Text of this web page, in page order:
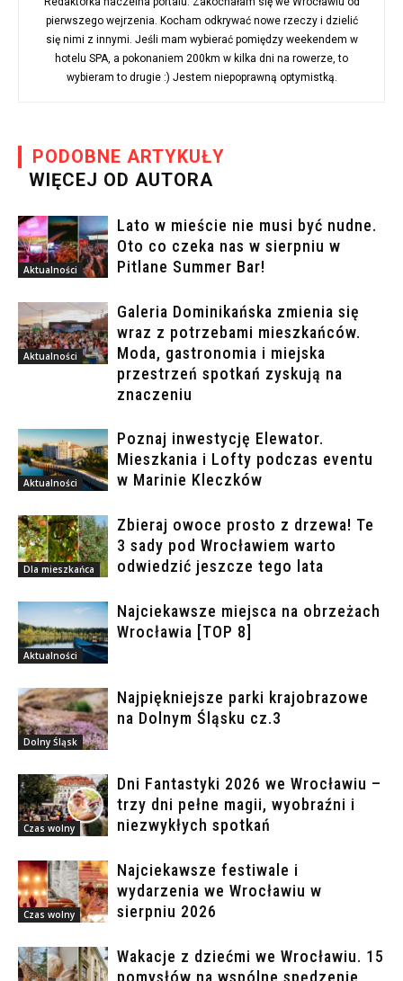
pierwszego wejrzenia. Kocham odkrywać nowe rzeczy i dzielić
się nimi z innymi. Jeśli mam wybierać pomiędzy weekendem w
hotelu SPA, a pokonaniem 200km w kilka dni na rowerze, to
wybieram to drugie :) Jestem niepoprawną optymistką.
PODOBNE ARTYKUŁY
WIĘCEJ OD AUTORA
Aktualności
Lato w mieście nie musi być nudne.
Oto co czeka nas w sierpniu w
Pitlane Summer Bar!
Aktualności
Galeria Dominikańska zmienia się
wraz z potrzebami mieszkańców.
Moda, gastronomia i miejska
przestrzeń spotkań zyskują na
znaczeniu
Aktualności
Poznaj inwestycję Elewator.
Mieszkania i Lofty podczas eventu
w Marinie Kleczków
Dla mieszkańca
Zbieraj owoce prosto z drzewa! Te
3 sady pod Wrocławiem warto
odwiedzić jeszcze tego lata
Aktualności
Najciekawsze miejsca na obrzeżach
Wrocławia [TOP 8]
Dolny Śląsk
Najpiękniejsze parki krajobrazowe
na Dolnym Śląsku cz.3
Czas wolny
Dni Fantastyki 2026 we Wrocławiu –
trzy dni pełne magii, wyobraźni i
niezwykłych spotkań
Czas wolny
Najciekawsze festiwale i
wydarzenia we Wrocławiu w
sierpniu 2026
Wakacje z dziećmi we Wrocławiu. 15
pomysłów na wspólne spędzenie